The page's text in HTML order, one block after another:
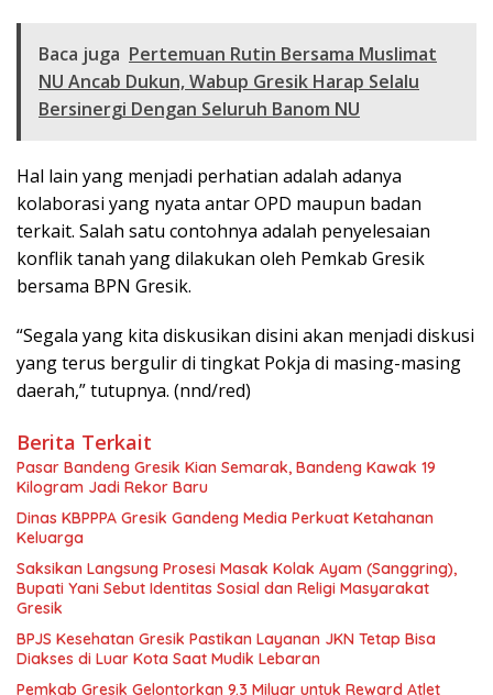
Baca juga Pertemuan Rutin Bersama Muslimat
NU Ancab Dukun, Wabup Gresik Harap Selalu
Bersinergi Dengan Seluruh Banom NU
Hal lain yang menjadi perhatian adalah adanya
kolaborasi yang nyata antar OPD maupun badan
terkait. Salah satu contohnya adalah penyelesaian
konflik tanah yang dilakukan oleh Pemkab Gresik
bersama BPN Gresik.
“Segala yang kita diskusikan disini akan menjadi diskusi
yang terus bergulir di tingkat Pokja di masing-masing
daerah,” tutupnya. (nnd/red)
Berita Terkait
Pasar Bandeng Gresik Kian Semarak, Bandeng Kawak 19
Kilogram Jadi Rekor Baru
Dinas KBPPPA Gresik Gandeng Media Perkuat Ketahanan
Keluarga
Saksikan Langsung Prosesi Masak Kolak Ayam (Sanggring),
Bupati Yani Sebut Identitas Sosial dan Religi Masyarakat
Gresik
BPJS Kesehatan Gresik Pastikan Layanan JKN Tetap Bisa
Diakses di Luar Kota Saat Mudik Lebaran
Pemkab Gresik Gelontorkan 9.3 Milyar untuk Reward Atlet